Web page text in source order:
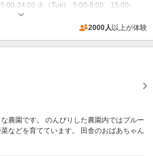
24:00 火（Tue) 5:00-9:00、15:00-
10:00、12:00-24:00 ■展望風呂■ 月
火（Tue) 5:00-24:00 水-日（Wed-
平面・地下※地下駐車場のみ全高2.1mまで
2000人 以上が体験
農園です。 のんびりした農園内ではブルー
などを育てています。 田舎のおばあちゃん